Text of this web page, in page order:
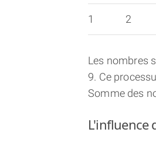
1 2
Les nombres
9. Ce
Somme des
L'influence